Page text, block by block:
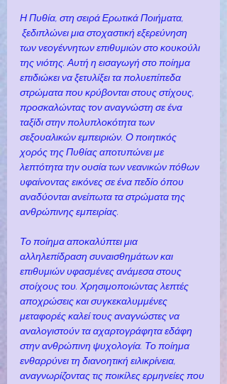
Η Πυθία, στη σειρά Ερωτικά Ποιήματα,
ξεδιπλώνει μια στοχαστική εξερεύνηση
των νεογέννητων επιθυμιών στο κουκούλι
της νιότης. Αυτή η εισαγωγή στο ποίημα
επιδιώκει να ξετυλίξει τα πολυεπίπεδα
στρώματα που κρύβονται στους στίχους,
προσκαλώντας τον αναγνώστη σε ένα
ταξίδι στην πολυπλοκότητα των
σεξουαλικών εμπειριών. Ο ποιητικός
χορός της Πυθίας αποτυπώνει με
λεπτότητα την ουσία των νεανικών πόθων
υφαίνοντας εικόνες σε ένα πεδίο όπου
αναδύονται ανείπωτα τα στρώματα της
ανθρώπινης εμπειρίας.
Το ποίημα αποκαλύπτει μια
αλληλεπίδραση συναισθημάτων και
επιθυμιών υφασμένες ανάμεσα στους
στοίχους του. Χρησιμοποιώντας λεπτές
αποχρώσεις και συγκεκαλυμμένες
μεταφορές καλεί τους αναγνώστες να
αναλογιστούν τα αχαρτογράφητα εδάφη
στην ανθρώπινη ψυχολογία. Το ποίημα
ενθαρρύνει τη διανοητική ειλικρίνεια,
αναγνωρίζοντας τις ποικίλες ερμηνείες που